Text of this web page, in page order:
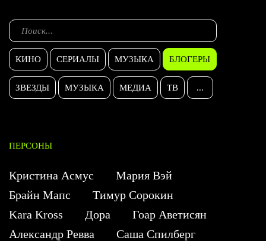
КИНО СЕРИАЛЫ МУЗЫКА БЛОГЕРЫ
ЗВЕЗДЫ МУЗЫКА МЕДИА ТВ ...
ПЕРСОНЫ
Кристина Асмус
Мария Вэй
Брайн Мапс
Тимур Сорокин
Kara Kross
Дора
Гоар Аветисян
Александр Ревва
Саша Спилберг